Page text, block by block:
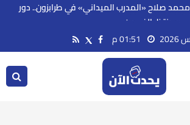
محمد صلاح «المدرب الميداني» في طرابزون.. دور